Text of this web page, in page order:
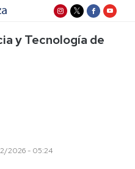
y Tecnología de
2026 - 05:24